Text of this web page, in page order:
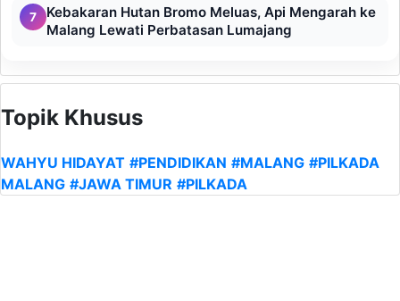
7
Kebakaran Hutan Bromo Meluas, Api Mengarah ke
Malang Lewati Perbatasan Lumajang
Topik Khusus
WAHYU HIDAYAT #PENDIDIKAN #MALANG #PILKADA
MALANG #JAWA TIMUR #PILKADA